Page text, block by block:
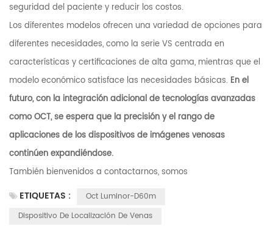
seguridad del paciente y reducir los costos.
Los diferentes modelos ofrecen una variedad de opciones para
diferentes necesidades, como la serie VS centrada en
características y certificaciones de alta gama, mientras que el
modelo económico satisface las necesidades básicas. En el
futuro, con la integración adicional de tecnologías avanzadas
como OCT, se espera que la precisión y el rango de
aplicaciones de los dispositivos de imágenes venosas
continúen expandiéndose.
También bienvenidos a contactarnos, somos
ETIQUETAS :
Oct Luminor-D60m
Dispositivo De Localización De Venas